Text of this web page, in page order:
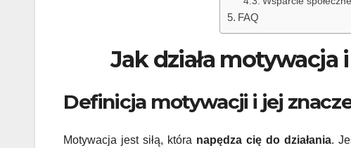
FAQ
Jak działa motywacja
Definicja motywacji i jej
Motywacja jest siłą, która napędza cię do działania.